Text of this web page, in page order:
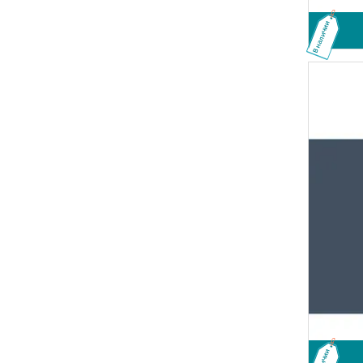
В наличии